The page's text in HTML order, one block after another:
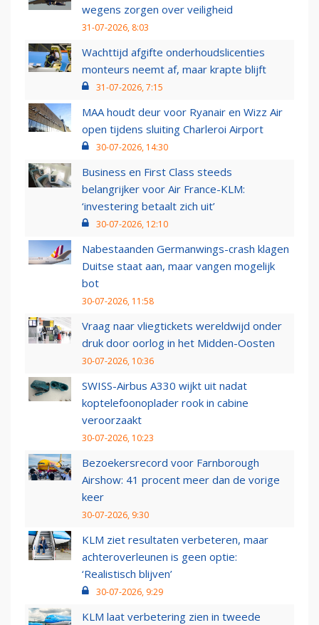
wegens zorgen over veiligheid
31-07-2026, 8:03
Wachttijd afgifte onderhoudslicenties
monteurs neemt af, maar krapte blijft
31-07-2026, 7:15
MAA houdt deur voor Ryanair en Wizz Air
open tijdens sluiting Charleroi Airport
30-07-2026, 14:30
Business en First Class steeds
belangrijker voor Air France-KLM:
‘investering betaalt zich uit’
30-07-2026, 12:10
Nabestaanden Germanwings-crash klagen
Duitse staat aan, maar vangen mogelijk
bot
30-07-2026, 11:58
Vraag naar vliegtickets wereldwijd onder
druk door oorlog in het Midden-Oosten
30-07-2026, 10:36
SWISS-Airbus A330 wijkt uit nadat
koptelefoonoplader rook in cabine
veroorzaakt
30-07-2026, 10:23
Bezoekersrecord voor Farnborough
Airshow: 41 procent meer dan de vorige
keer
30-07-2026, 9:30
KLM ziet resultaten verbeteren, maar
achteroverleunen is geen optie:
‘Realistisch blijven’
30-07-2026, 9:29
KLM laat verbetering zien in tweede